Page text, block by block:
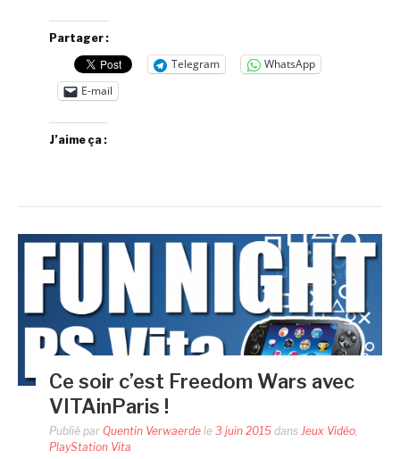
Partager :
Telegram
WhatsApp
E-mail
J’aime ça :
Ce soir c’est Freedom Wars avec
VITAinParis !
Publié par Quentin Verwaerde le 3 juin 2015 dans Jeux Vidéo
PlayStation Vita